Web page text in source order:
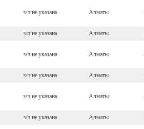
з/п не указана Алматы
з/п не указана Алматы
з/п не указана Алматы
з/п не указана Алматы
з/п не указана Алматы
з/п не указана Алматы